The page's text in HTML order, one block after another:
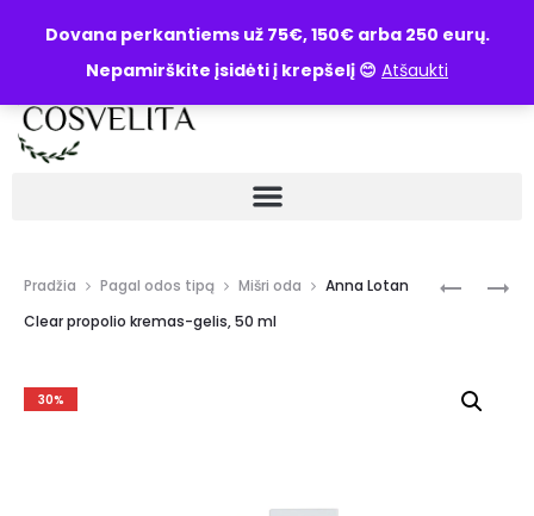
Dovana perkantiems už 75€, 150€ arba 250 eurų.
Nepamirškite įsidėti į krepšelį 😊 Atšaukti
UŽKLAUSA
Pradžia Pagal odos tipą Mišri oda
Anna Lotan
Clear propolio kremas-gelis, 50 ml
30%